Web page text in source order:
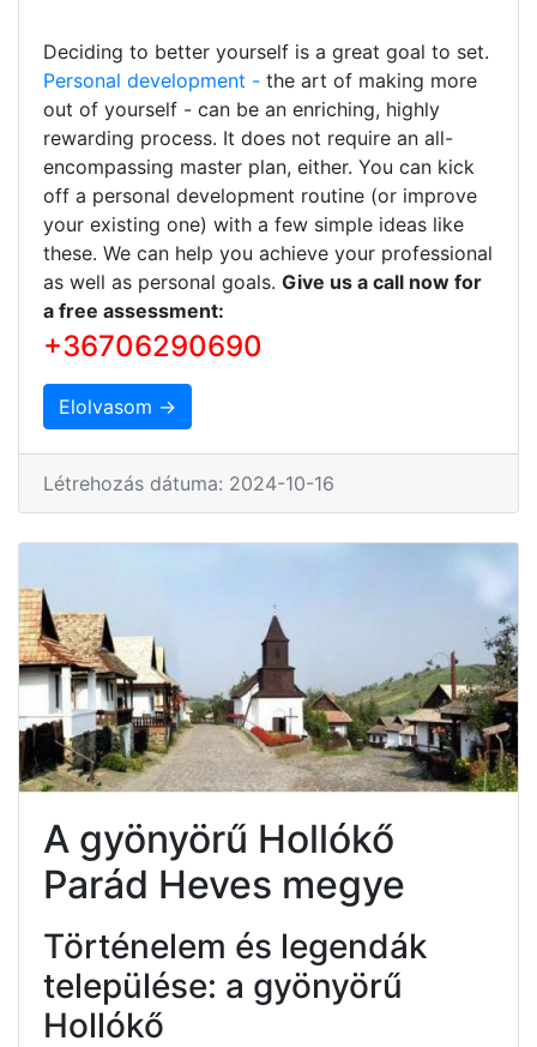
Deciding to better yourself is a great goal to set.
Personal development - the art of making more
out of yourself - can be an enriching, highly
rewarding process. It does not require an all-
encompassing master plan, either. You can kick
off a personal development routine (or improve
your existing one) with a few simple ideas like
these. We can help you achieve your professional
as well as personal goals. Give us a call now for
a free assessment:
+36706290690
Elolvasom →
Létrehozás dátuma: 2024-10-16
A gyönyörű Hollókő
Parád Heves megye
Történelem és legendák
települése: a gyönyörű
Hollókő